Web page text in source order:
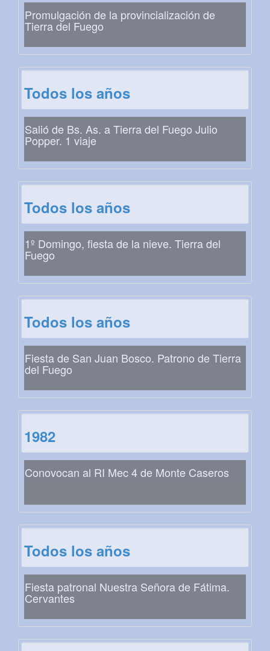
Promulgación de la provincialización de
Tierra del Fuego
Todos los años
Salió de Bs. As. a Tierra del Fuego Julio
Popper. 1 viaje
Todos los años
1º Domingo, fiesta de la nieve. Tierra del
Fuego
Todos los años
Fiesta de San Juan Bosco. Patrono de Tierra
del Fuego
1982
Conovocan al RI Mec 4 de Monte Caseros
Todos los años
Fiesta patronal Nuestra Señora de Fátima.
Cervantes